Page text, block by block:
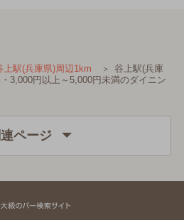
上駅(兵庫県)周辺1km
谷上駅(兵庫
3,000円以上～5,000円未満のダイニン
ページ